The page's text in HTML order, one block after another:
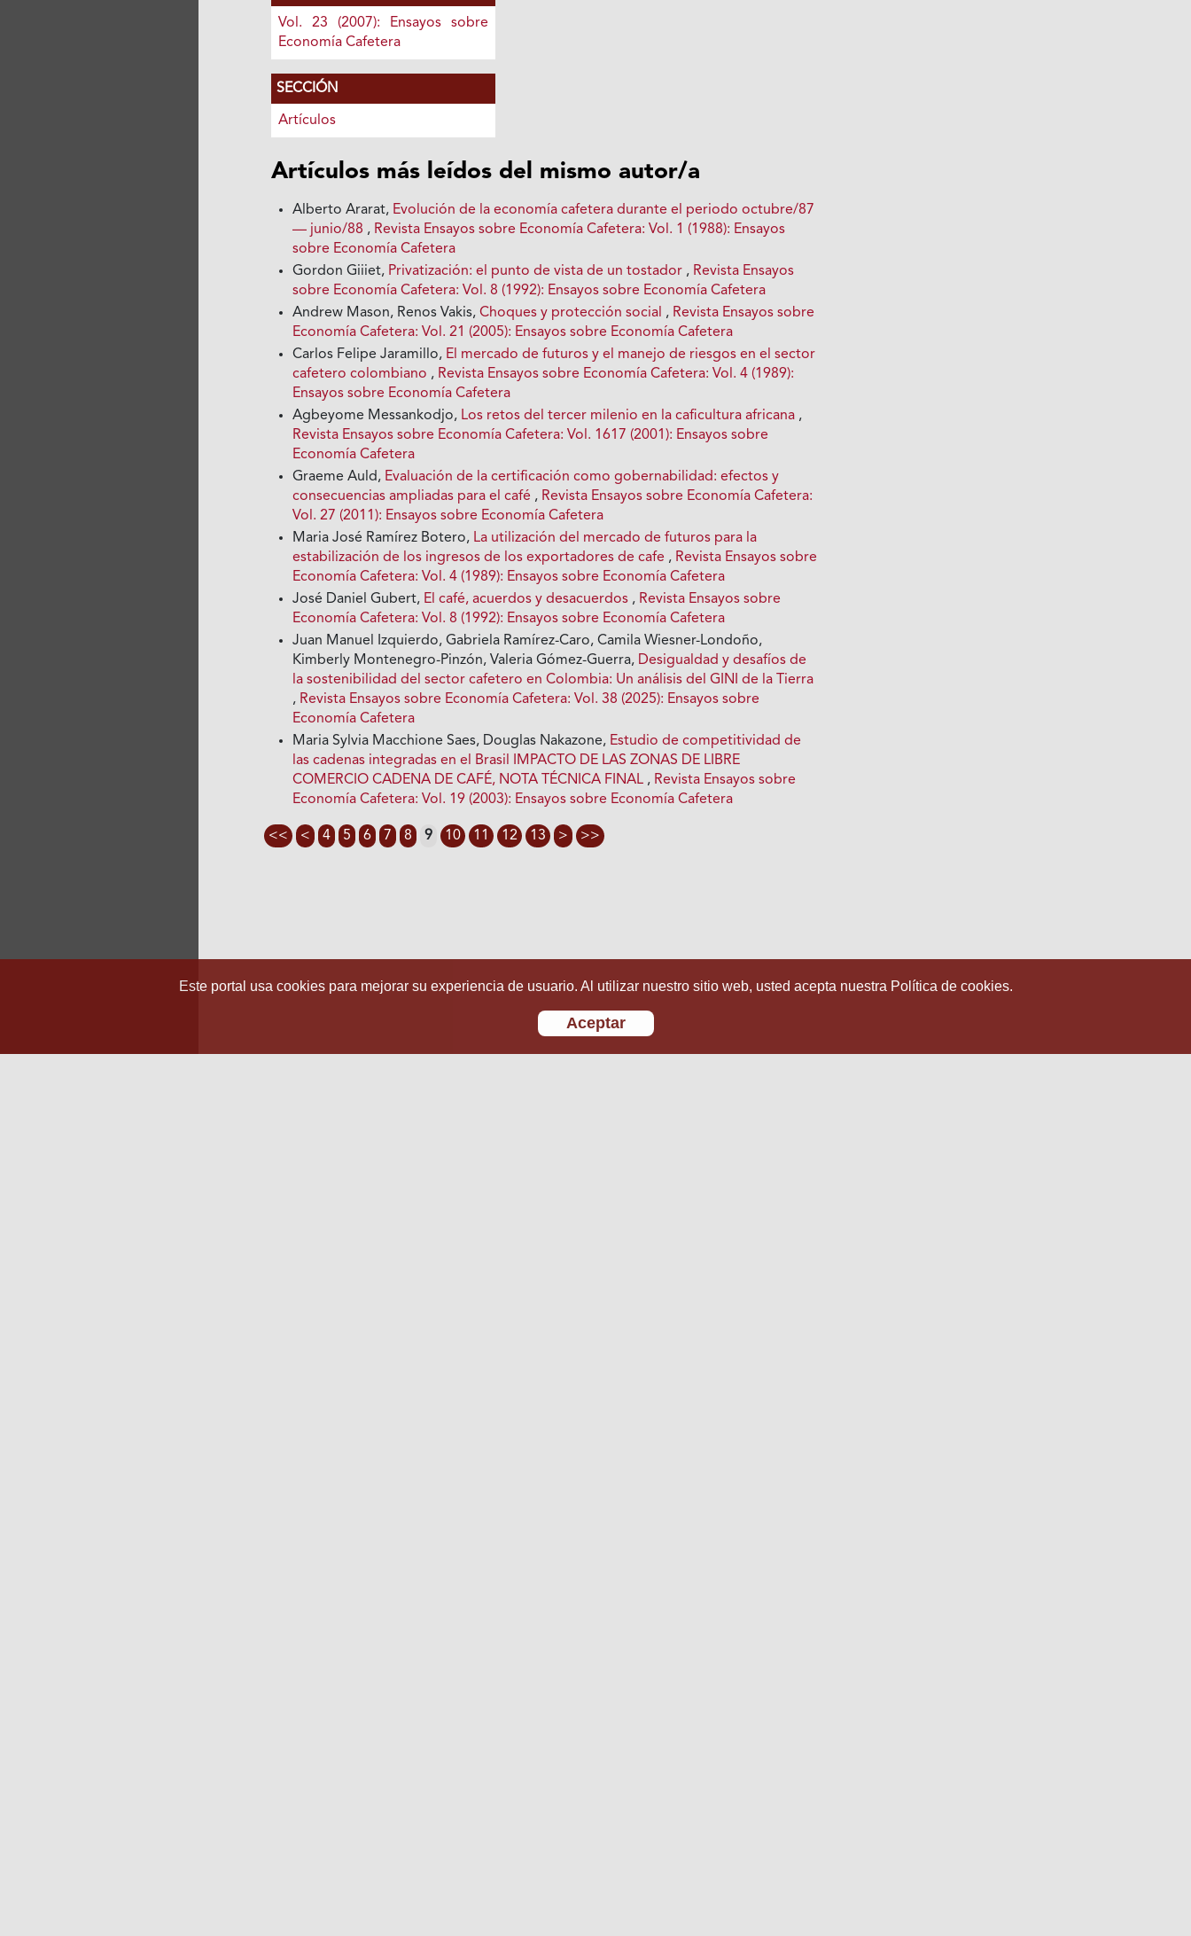
Vol. 23 (2007): Ensayos sobre
Economía Cafetera
SECCIÓN
Artículos
Artículos más leídos del mismo autor/a
Alberto Ararat, Evolución de la economía cafetera durante el periodo octubre/87
— junio/88 , Revista Ensayos sobre Economía Cafetera: Vol. 1 (1988): Ensayos
sobre Economía Cafetera
Gordon Giiiet, Privatización: el punto de vista de un tostador , Revista Ensayos
sobre Economía Cafetera: Vol. 8 (1992): Ensayos sobre Economía Cafetera
Andrew Mason, Renos Vakis,Choques y protección social , Revista Ensayos sobre
Economía Cafetera: Vol. 21 (2005): Ensayos sobre Economía Cafetera
Carlos Felipe Jaramillo, El mercado de futuros y el manejo de riesgos en el sector
cafetero colombiano , Revista Ensayos sobre Economía Cafetera: Vol. 4 (1989):
Ensayos sobre Economía Cafetera
Agbeyome Messankodjo, Los retos del tercer milenio en la caficultura africana ,
Revista Ensayos sobre Economía Cafetera: Vol. 1617 (2001): Ensayos sobre
Economía Cafetera
Graeme Auld, Evaluación de la certificación como gobernabilidad: efectos y
consecuencias ampliadas para el café , Revista Ensayos sobre Economía Cafetera:
Vol. 27 (2011): Ensayos sobre Economía Cafetera
Maria José Ramírez Botero, La utilización del mercado de futuros para la
estabilización de los ingresos de los exportadores de cafe , Revista Ensayos sobre
Economía Cafetera: Vol. 4 (1989): Ensayos sobre Economía Cafetera
José Daniel Gubert, El café, acuerdos y desacuerdos , Revista Ensayos sobre
Economía Cafetera: Vol. 8 (1992): Ensayos sobre Economía Cafetera
Juan Manuel Izquierdo, Gabriela Ramírez-Caro, Camila Wiesner-Londoño,
Kimberly Montenegro-Pinzón, Valeria Gómez-Guerra, Desigualdad y desafíos de
la sostenibilidad del sector cafetero en Colombia: Un análisis del GINI de la Tierra
, Revista Ensayos sobre Economía Cafetera: Vol. 38 (2025): Ensayos sobre
Economía Cafetera
Maria Sylvia Macchione Saes, Douglas Nakazone, Estudio de competitividad de
las cadenas integradas en el Brasil IMPACTO DE LAS ZONAS DE LIBRE
COMERCIO CADENA DE CAFÉ, NOTA TÉCNICA FINAL , Revista Ensayos sobre
Economía Cafetera: Vol. 19 (2003): Ensayos sobre Economía Cafetera
<< < 4 5 6 7 8 9 10 11 12 13 > >>
Este portal usa cookies para mejorar su experiencia de usuario. Al utilizar nuestro sitio web, usted acepta nuestra Política de cookies.
Aceptar